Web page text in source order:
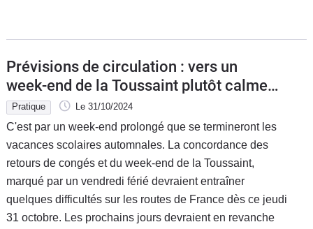
Prévisions de circulation : vers un
week-end de la Toussaint plutôt calme
sur les routes de France
Pratique Le 31/10/2024
C'est par un week-end prolongé que se termineront les
vacances scolaires automnales. La concordance des
retours de congés et du week-end de la Toussaint,
marqué par un vendredi férié devraient entraîner
quelques difficultés sur les routes de France dès ce jeudi
31 octobre. Les prochains jours devraient en revanche